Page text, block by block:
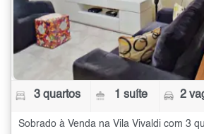
3 quartos 1 suíte 2
Sobrado à Venda na Vila Vivaldi com 3